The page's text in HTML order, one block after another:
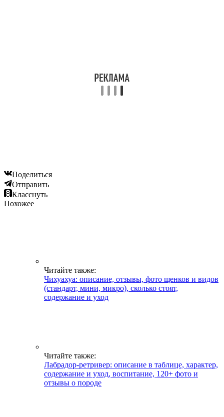
Поделиться
Отправить
Класснуть
Похожее
Читайте также:
Чихуахуа: описание, отзывы, фото щенков и видов
(стандарт, мини, микро), сколько стоят,
содержание и уход
Читайте также:
Лабрадор-ретривер: описание в таблице, характер,
содержание и уход, воспитание, 120+ фото и
отзывы о породе